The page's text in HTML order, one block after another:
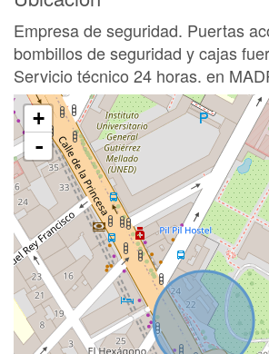
Empresa de seguridad. Puertas
bombillos de seguridad y cajas
Servicio técnico 24 horas. en
+
-